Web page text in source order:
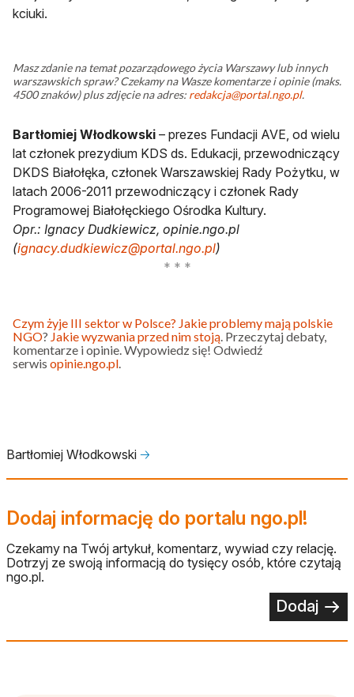
kciuki.
Masz zdanie na temat pozarządowego życia Warszawy lub innych
warszawskich spraw? Czekamy na Wasze komentarze i opinie (maks.
4500 znaków) plus zdjęcie na adres: redakcja@portal.ngo.pl.
Bartłomiej Włodkowski – prezes Fundacji AVE, od wielu
lat członek prezydium KDS ds. Edukacji, przewodniczący
DKDS Białołęka, członek Warszawskiej Rady Pożytku, w
latach 2006-2011 przewodniczący i członek Rady
Programowej Białołęckiego Ośrodka Kultury.
Opr.: Ignacy Dudkiewicz, opinie.ngo.pl
(ignacy.dudkiewicz@portal.ngo.pl)
Czym żyje III sektor w Polsce? Jakie problemy mają polskie
NGO? Jakie wyzwania przed nim stoją . Przeczytaj debaty,
komentarze i opinie. Wypowiedz się! Odwiedź
serwis opinie.ngo.pl
Bartłomiej Włodkowski 🡢
Dodaj informację do portalu ngo.pl!
Czekamy na Twój artykuł, komentarz, wywiad czy relację.
Dotrzyj ze swoją informacją do tysięcy osób, które czytają
ngo.pl.
Dodaj